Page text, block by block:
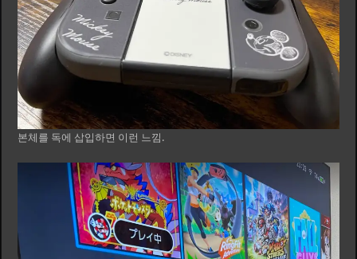
본체를 독에 삽입하면 이런 느낌.